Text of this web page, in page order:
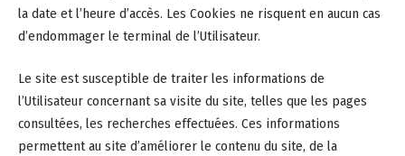
la date et l’heure d’accès. Les Cookies ne risquent en aucun cas
d’endommager le terminal de l’Utilisateur.
Le site est susceptible de traiter les informations de
l’Utilisateur concernant sa visite du site, telles que les pages
consultées, les recherches effectuées. Ces informations
permettent au site d’améliorer le contenu du site, de la